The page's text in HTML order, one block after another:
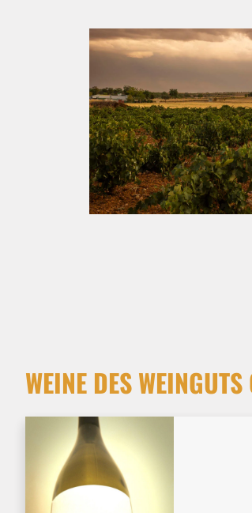
WEINE DES